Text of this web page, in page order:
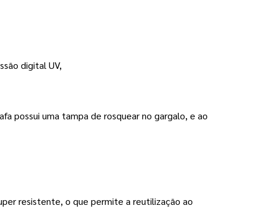
digital UV,
possui uma tampa de rosquear no gargalo, e ao
resistente, o que permite a reutilização ao